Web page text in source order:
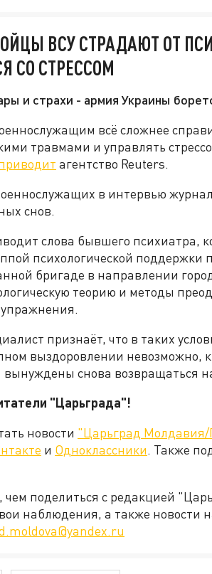
БОЙЦЫ ВСУ СТРАДАЮТ ОТ
СО СТРЕССОМ
и страхи - армия Украины
всё сложнее
травмами и управлять
агентство Reuters.
в интервью
снов.
слова бывшего психиатра,
психологической поддержки
бригаде в направлении
теорию и методы
признаёт, что в таких
выздоровлении невозможно,
вынуждены снова возвращаться
"Царьграда"!
новости "Царьград Молдавия/
и Одноклассники. Также
чем поделиться с редакцией
наблюдения, а также новости